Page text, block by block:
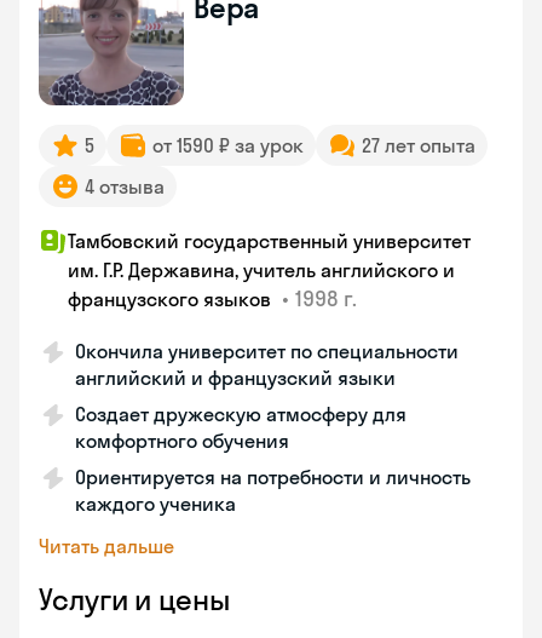
Вера
5 от 1590 ₽ за урок
27 лет опыта
4 отзыва
Тамбовский государственный университет
им. Г.Р. Державина, учитель английского и
французского языков • 1998 г.
Окончила университет по специальности
английский и французский языки
Создает дружескую атмосферу для
комфортного обучения
Ориентируется на потребности и личность
каждого ученика
Читать дальше
Услуги и цены